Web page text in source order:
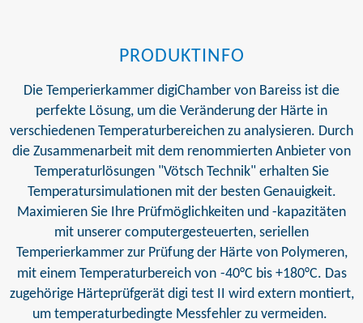
PRODUKTINFO
Die Temperierkammer digiChamber von Bareiss ist die
perfekte Lösung, um die Veränderung der Härte in
verschiedenen Temperaturbereichen zu analysieren. Durch
die Zusammenarbeit mit dem renommierten Anbieter von
Temperaturlösungen "Vötsch Technik" erhalten Sie
Temperatursimulationen mit der besten Genauigkeit.
Maximieren Sie Ihre Prüfmöglichkeiten und -kapazitäten
mit unserer computergesteuerten, seriellen
Temperierkammer zur Prüfung der Härte von Polymeren,
mit einem Temperaturbereich von -40°C bis +180°C. Das
zugehörige Härteprüfgerät digi test II wird extern montiert,
um temperaturbedingte Messfehler zu vermeiden.